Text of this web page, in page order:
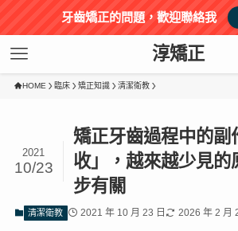
牙齒矯正的問題，歡迎聯絡我
淳矯正
HOME 臨床 矯正知識 清潔衛教
矯正牙齒過程中的副
收」，越來越少見的
步有關
2021
10/23
清潔衛教 2021 年 10 月 23 日 2026 年 2 月